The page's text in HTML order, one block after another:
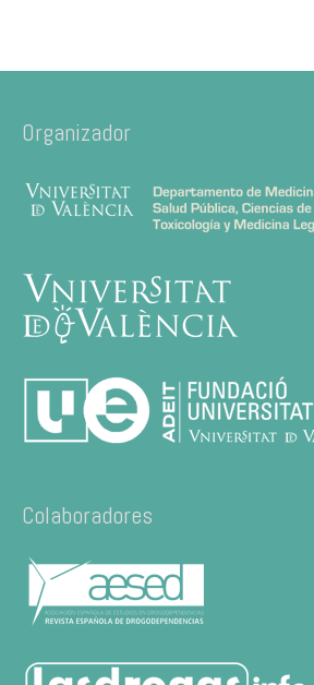
Organizador
Colaboradores